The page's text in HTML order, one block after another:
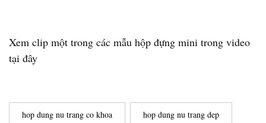
Xem clip một trong các mẫu hộp đựng mini trong video
tại đây
hop dung nu trang co khoa hop dung nu trang dep